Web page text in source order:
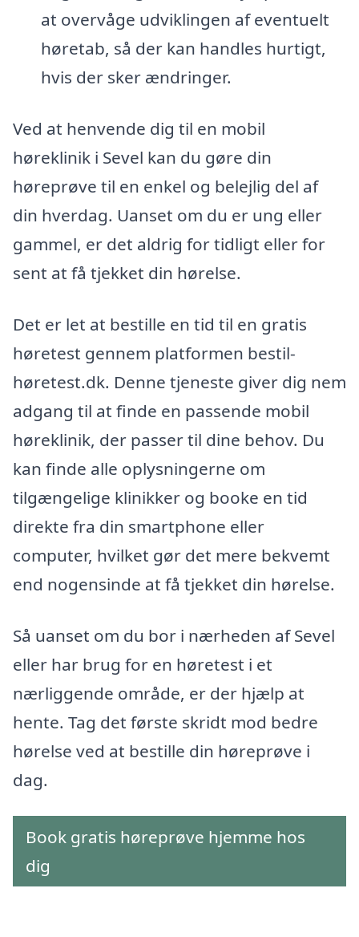
at overvåge udviklingen af eventuelt
høretab, så der kan handles hurtigt,
hvis der sker ændringer.
Ved at henvende dig til en mobil
høreklinik i Sevel kan du gøre din
høreprøve til en enkel og belejlig del af
din hverdag. Uanset om du er ung eller
gammel, er det aldrig for tidligt eller for
sent at få tjekket din hørelse.
Det er let at bestille en tid til en gratis
høretest gennem platformen bestil-
høretest.dk. Denne tjeneste giver dig nem
adgang til at finde en passende mobil
høreklinik, der passer til dine behov. Du
kan finde alle oplysningerne om
tilgængelige klinikker og booke en tid
direkte fra din smartphone eller
computer, hvilket gør det mere bekvemt
end nogensinde at få tjekket din hørelse.
Så uanset om du bor i nærheden af Sevel
eller har brug for en høretest i et
nærliggende område, er der hjælp at
hente. Tag det første skridt mod bedre
hørelse ved at bestille din høreprøve i
dag.
Book gratis høreprøve hjemme hos
dig